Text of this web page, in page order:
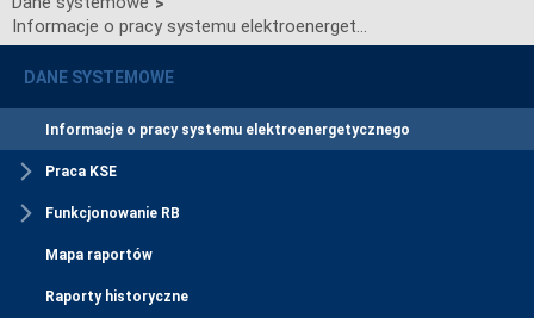
Informacje o pracy systemu elektroenergetycznego
DANE SYSTEMOWE
Informacje o pracy systemu elektroenergetycznego
Praca KSE
Funkcjonowanie RB
Mapa raportów
Raporty historyczne